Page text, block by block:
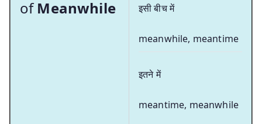
ofMeanwhile इसी बीच में
meanwhile, meantime
इतने में
meantime, meanwhile